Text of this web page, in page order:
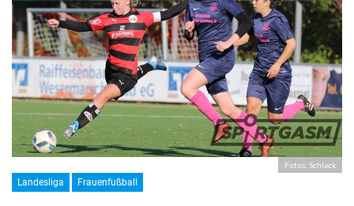
Fotos: Schlack
Landesliga Frauenfußball